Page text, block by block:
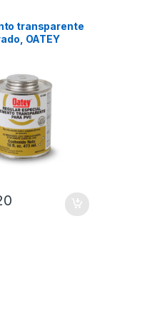
transparente
OATEY